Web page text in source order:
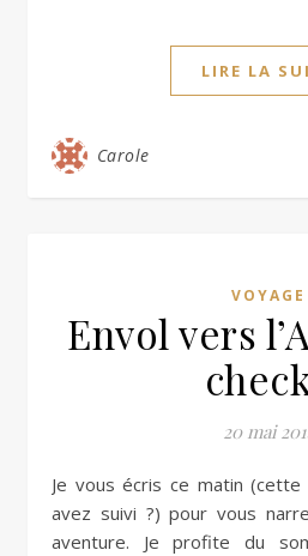
LIRE LA
Carole
VOYAGE
Envol vers
20 mai
Je vous écris ce matin (cette nuit pour vous, vous
avez suivi ?) pour vous
aventure. Je profite du